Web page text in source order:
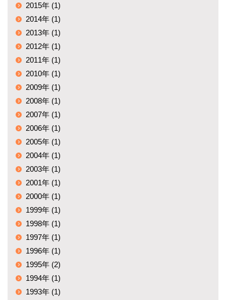
2015年 (1)
2014年 (1)
2013年 (1)
2012年 (1)
2011年 (1)
2010年 (1)
2009年 (1)
2008年 (1)
2007年 (1)
2006年 (1)
2005年 (1)
2004年 (1)
2003年 (1)
2001年 (1)
2000年 (1)
1999年 (1)
1998年 (1)
1997年 (1)
1996年 (1)
1995年 (2)
1994年 (1)
1993年 (1)